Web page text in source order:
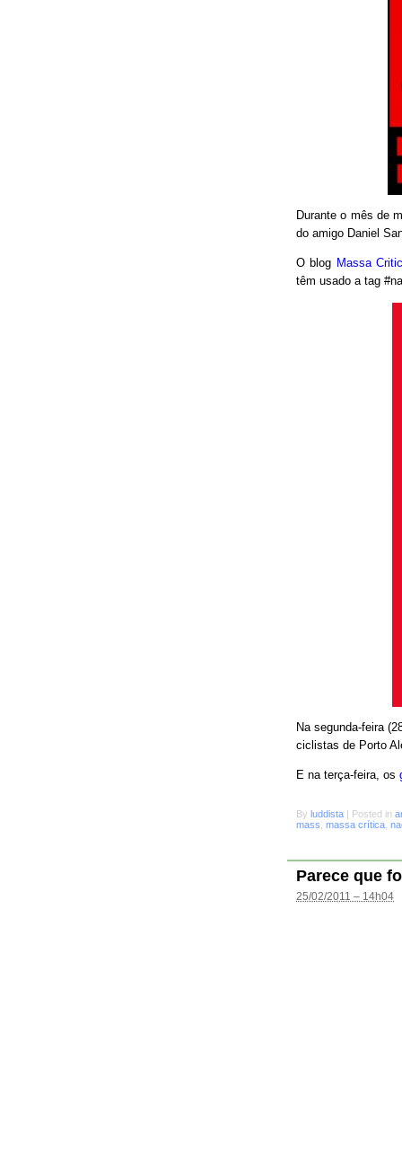
Durante o mês de
do amigo Daniel
O blog Massa
têm usado a tag
Na segunda-feira
ciclistas de Porto
E na terça-feira, os
By luddista | Posted in
mass massa crítica
Parece que
25/02/2011 – 14h04